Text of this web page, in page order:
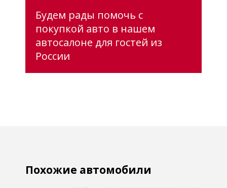
Будем рады помочь с
покупкой авто в нашем
автосалоне для гостей из
России
Похожие автомобили